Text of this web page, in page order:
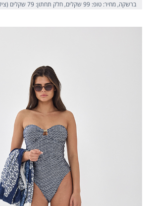
ברשקה, מחיר: טופ: 99 שקלים, חלק תחתון: 79 שקלים (צילום: יח"צ חו"ל)